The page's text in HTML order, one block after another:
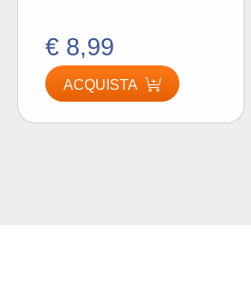
€ 8,99
ACQUISTA